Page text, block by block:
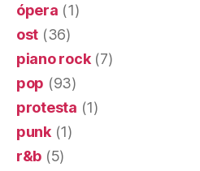
ópera (1)
ost (36)
piano rock(7)
pop (93)
protesta (1)
punk(1)
r&b (5)